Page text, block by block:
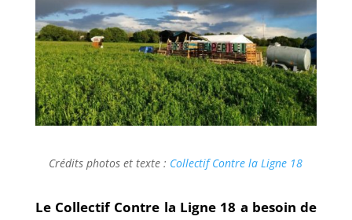
Crédits photos et texte : Collectif Contre la Ligne 18
Le Collectif Contre la Ligne 18 a besoin de